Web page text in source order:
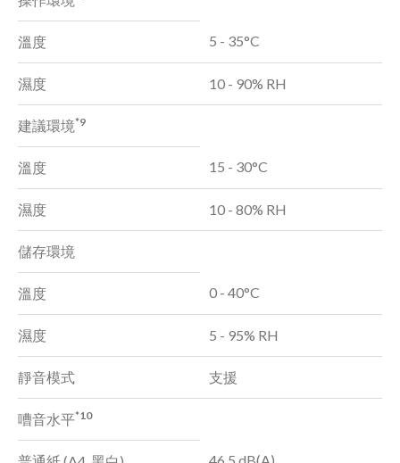
溫度 5 - 35°C
濕度 10 - 90% RH
建議環境*9
溫度 15 - 30°C
濕度 10 - 80% RH
儲存環境
溫度 0 - 40°C
濕度 5 - 95% RH
靜音模式 支援
嘈音水平*10
46.5 dB(A)